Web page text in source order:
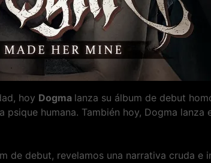
hoy Dogma lanza su álbum de debut
psique humana. También hoy, Dogma lanza
de debut, revelamos una narrativa cruda